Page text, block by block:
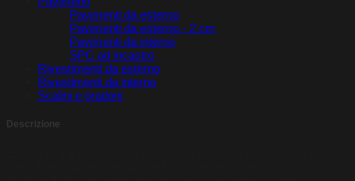
Pavimenti da esterno
Pavimenti da esterno - 2 cm
Pavimenti da interno
SPC ad incastro
Rivestimenti da esterno
Rivestimenti da interno
Scalini e gradoni
Descrizione